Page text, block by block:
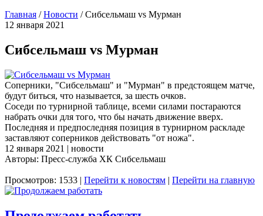
Главная /Новости /Сибсельмаш vs Мурман
12 января 2021
Сибсельмаш vs Мурман
Соперники, "Сибсельмаш" и "Мурман" в предстоящем матче,
будут биться, что называется, за шесть очков.
Соседи по турнирной таблице, всеми силами постараются
набрать очки для того, что бы начать движение вверх.
Последняя и предпоследняя позиция в турнирном раскладе
заставляют соперников действовать "от ножа".
12 января 2021 | новости
Авторы: Пресс-служба ХК Сибсельмаш
Просмотров: 1533 | Перейти к новостям | Перейти на главную